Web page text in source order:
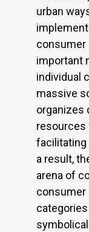
urban
consumer
important
individual
massive
organizes
resources
facilitating
a result,
arena of
consumer